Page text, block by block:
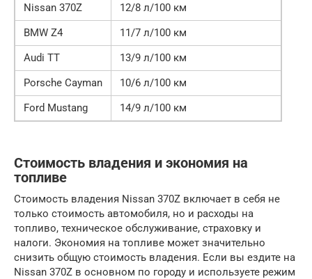
Nissan 370Z
12/8 л/100 км
BMW Z4
11/7 л/100 км
Audi TT
13/9 л/100 км
Porsche Cayman
10/6 л/100 км
Ford Mustang
14/9 л/100 км
Стоимость владения и экономия на
топливе
Стоимость владения Nissan 370Z включает в себя не
только стоимость автомобиля, но и расходы на
топливо, техническое обслуживание, страховку и
налоги. Экономия на топливе может значительно
снизить общую стоимость владения. Если вы ездите на
Nissan 370Z в основном по городу и используете режим